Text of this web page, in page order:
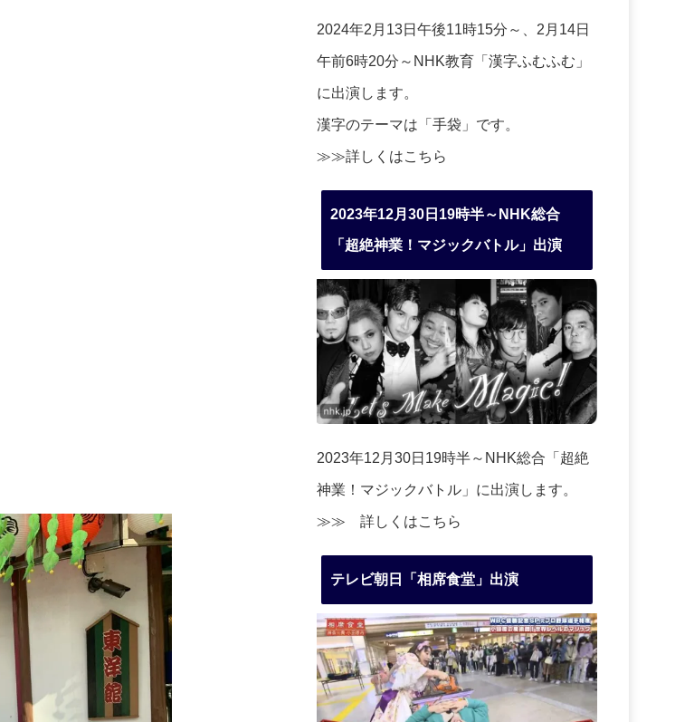
2024年2月13日午後11時15分～、2月14日
午前6時20分～NHK教育「漢字ふむふむ」
に出演します。
漢字のテーマは「手袋」です。
≫≫詳しくはこちら
2023年12月30日19時半～NHK総合
「超絶神業！マジックバトル」出演
2023年12月30日19時半～NHK総合「超絶
神業！マジックバトル」に出演します。
≫≫ 詳しくはこちら
テレビ朝日「相席食堂」出演